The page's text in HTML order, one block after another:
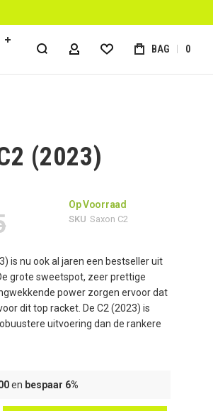
ACCOUNT BAG 0
(2023)
Op Voorraad
SKU Saxon C2
is nu ook al jaren een bestseller uit
grote sweetspot, zeer prettige
power zorgen ervoor dat
dit top racket. De C2 (2023) is
uitvoering dan de rankere
en bespaar 6%